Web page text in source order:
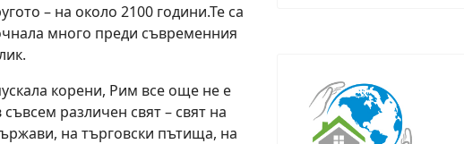
– на около 2100 години.Те са
много преди съвременния
корени, Рим все още не е
различен свят – свят на
на търговски пътища, на